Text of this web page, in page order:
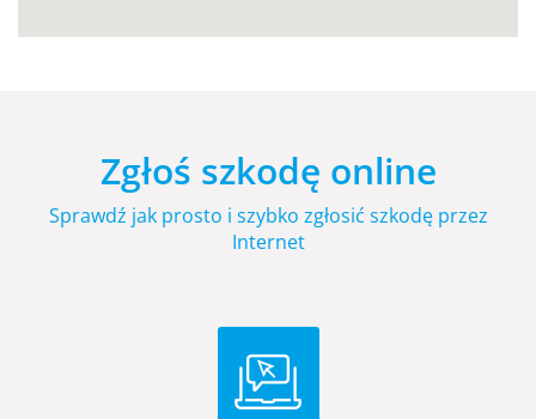
Zgłoś szkodę online
Sprawdź jak prosto i szybko zgłosić szkodę przez
Internet